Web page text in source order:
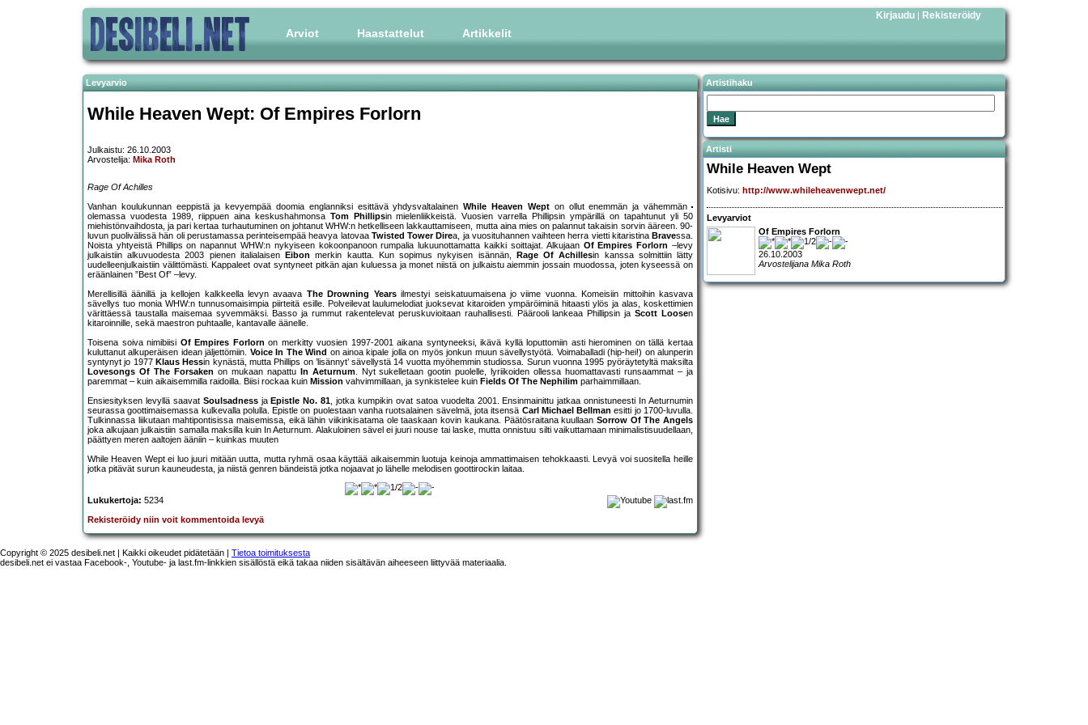
Arviot Haastattelut Artikkelit
Kirjaudu | Rekisteröidy
Levyarvio
While Heaven Wept: Of Empires Forlorn
Julkaistu: 26.10.2003
Arvostelija: Mika Roth
Rage Of Achilles
Vanhan koulukunnan eeppistä ja kevyempää doomia englanniksi esittävä yhdysvaltalainenWhile Heaven Wepton ollut enemmän ja vähemmän
olemassa vuodesta 1989, riippuen aina keskushahmonsa Tom Phillipsin mielenliikkeistä. Vuosien varrella Phillipsin ympärillä on tapahtunut yli 50
miehistönvaihdosta, ja pari kertaa turhautuminen on johtanut WHW:n hetkelliseen lakkauttamiseen, mutta aina mies on palannut takaisin sorvin ääreen. 90-
luvun puolivälissä hän oli perustamassa perinteisempää heavya latovaa Twisted Tower Direa, ja vuosituhannen vaihteen herra vietti kitaristina Bravessa.
Noista yhtyeistä Phillips on napannut WHW:n nykyiseen kokoonpanoon rumpalia lukuunottamatta kaikki soittajat. Alkujaan Of Empires Forlorn –levy
julkaistiin alkuvuodesta 2003 pienen italialaisen
Eibon merkin kautta. Kun sopimus nykyisen isännän, Rage Of Achillesin kanssa solmittiin lätty
uudelleenjulkaistiin välittömästi. Kappaleet ovat syntyneet pitkän ajan kuluessa ja monet niistä on julkaistu aiemmin jossain muodossa, joten kyseessä on
eräänlainen ”Best Of” –levy.
Merellisillä äänillä ja kellojen kalkkeella levyn avaava The Drowning Yearsilmestyi seiskatuumaisena jo viime vuonna. Komeisiin mittoihin kasvava
sävellys tuo monia WHW:n tunnusomaisimpia piirteitä esille. Polveilevat laulumelodiat juoksevat kitaroiden ympäröiminä hitaasti ylös ja alas, koskettimien
värittäessä taustalla maisemaa syvemmäksi. Basso ja rummut rakentelevat peruskuvioitaan rauhallisesti. Päärooli lankeaa Phillipsin jaScott Loosen
kitaroinnille, sekä maestron puhtaalle, kantavalle äänelle.
Toisena soiva nimibiisi Of Empires Forlorn on merkitty vuosien 1997-2001 aikana syntyneeksi, ikävä kyllä loputtomiin asti hierominen on tällä kertaa
kuluttanut alkuperäisen idean jäljettömiin. Voice In The Wind on ainoa kipale jolla on myös jonkun muun sävellystyötä. Voimaballadi (hip-hei!) on alunperin
syntynyt jo 1977 Klaus Hessin kynästä, mutta Phillips on ’lisännyt’ sävellystä 14 vuotta myöhemmin studiossa. Surun vuonna 1995 pyöräytetyltä maksilta
Lovesongs Of The Forsaken on mukaan napattu In Aeturnum. Nyt sukelletaan gootin puolelle, lyriikoiden ollessa huomattavasti runsaammat – ja
paremmat – kuin aikaisemmilla raidoilla. Biisi rockaa kuin Mission vahvimmillaan, ja synkistelee kuin Fields Of The Nephilim parhaimmillaan.
Ensiesityksen levyllä saavat Soulsadnessja Epistle No. 81, jotka kumpikin ovat satoa vuodelta 2001. Ensinmainittu jatkaa onnistuneesti In Aeturnumin
seurassa goottimaisemassa kulkevalla polulla. Epistle on puolestaan vanha ruotsalainen sävelmä, jota itsensä Carl Michael Bellman esitti jo 1700-luvulla.
Tulkinnassa liikutaan mahtipontisissa maisemissa, eikä lähin viikinkisatama ole taaskaan kovin kaukana. Päätösraitana kuullaan Sorrow Of The Angels
joka alkujaan julkaistiin samalla maksilla kuin In Aeturnum. Alakuloinen sävel ei juuri nouse tai laske, mutta onnistuu silti vaikuttamaan minimalistisuudellaan,
päättyen meren aaltojen ääniin – kuinkas muuten
While Heaven Wept ei luo juuri mitään uutta, mutta ryhmä osaa käyttää aikaisemmin luotuja keinoja ammattimaisen tehokkaasti. Levyä voi suositella heille
jotka pitävät surun kauneudesta, ja niistä genren bändeistä jotka nojaavat jo lähelle melodisen goottirockin laitaa.
Lukukertoja: 5234
Rekisteröidy niin voit kommentoida levyä
Artistihaku
Artisti
While Heaven Wept
Kotisivu: http://www.whileheavenwept.net/
Levyarviot
Of Empires Forlorn
26.10.2003
Arvostelijana Mika Roth
Copyright © 2025 desibeli.net | Kaikki oikeudet pidätetään | Tietoa toimituksesta
desibeli.net ei vastaa Facebook-, Youtube- ja last.fm-linkkien sisällöstä eikä takaa niiden sisältävän aiheeseen liittyvää materiaalia.